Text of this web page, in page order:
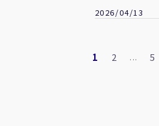
2026/04/13
1 2 ... 5